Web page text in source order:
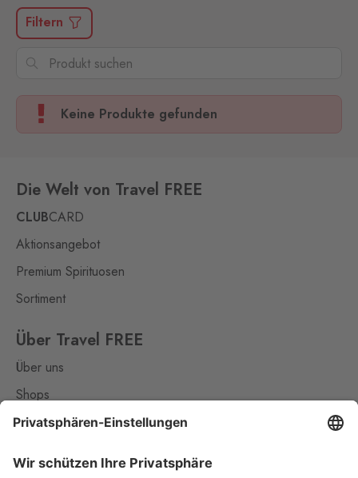
Filtern
Keine Produkte gefunden
Die Welt von Travel FREE
CLUBCARD
Aktionsangebot
Premium Spirituosen
Sortiment
Über Travel FREE
Über uns
Shops
Kontakt
Nützliches